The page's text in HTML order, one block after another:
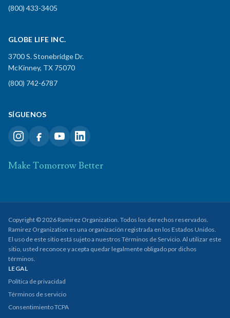
(800) 433-3405
GLOBE LIFE INC.
3700 S. Stonebridge Dr.
McKinney, TX 75070
(800) 742-6787
SÍGUENOS
Make Tomorrow Better
Copyright © 2026 Ramirez Organization. Todos los derechos reservados.
Ramirez Organization es una organización registrada en los Estados Unidos.
El uso de este sitio está sujeto a nuestros Términos de Servicio. Al utilizar este
sitio, usted reconoce y acepta quedar legalmente obligado por dichos
términos.
LEGAL
Política de privacidad
Términos de servicio
Consentimiento TCPA